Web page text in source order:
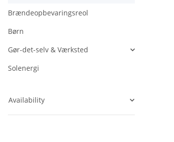
Brændeopbevaringsreol
Børn
Gør-det-selv & Værksted
Solenergi
Availability